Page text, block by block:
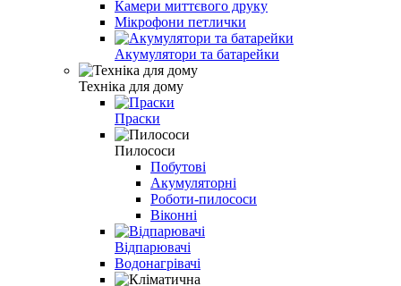
Камери миттєвого друку
Мікрофони петлички
Акумулятори та батарейки
Техніка для дому
Праски
Пилососи
Побутові
Акумуляторні
Роботи-пилососи
Віконні
Відпарювачі
Водонагрівачі